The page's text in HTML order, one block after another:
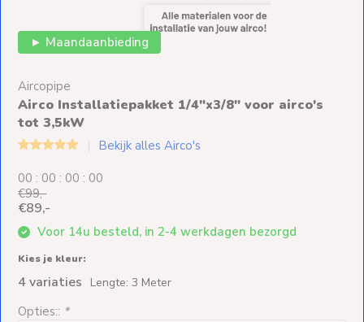
Terrasverwarming
Ventilators
Spoed- en
Weekendleveringen
Klantenservice
Contact
► Maandaanbieding
Aircopipe
Airco Installatiepakket 1/4"x3/8" voor airco's
tot 3,5kW
Bekijk alles Airco's
00 : 00 : 00 : 00
€99,-
€89,-
Voor 14u besteld, in 2-4 werkdagen bezorgd
Kies je kleur:
4 variaties Lengte: 3 Meter
Opties:: *